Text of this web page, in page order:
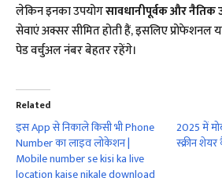
लेकिन इनका उपयोगसावधानीपूर्वक और नैतिक
सेवाएं अक्सर सीमित होती हैं, इसलिए प्रोफेशनल
पेड वर्चुअल नंबर बेहतर रहेंगे।
Related
इस App से निकाले किसी भी Phone
Number का लाइव लोकेशन |
Mobile number se kisi ka live
location kaise nikale download
2025 में
स्क्रीन